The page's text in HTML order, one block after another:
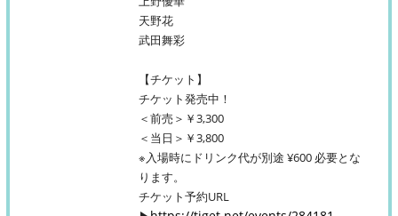
天野花
武田舞彩
【チケット】
チケット発売中！
＜前売＞￥3,300
＜当日＞￥3,800
※入場時にドリンク代が別途 ¥600 必要とな
ります。
チケット予約URL